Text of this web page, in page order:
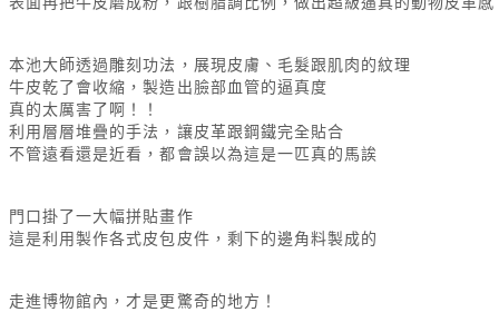
本池大師透過雕刻功法，展現皮膚、毛髮跟肌肉的紋理
牛皮乾了會收縮，製造出臉部血管的逼真度
真的太厲害了啊！！
利用層層堆疊的手法，讓皮革跟鋼鐵完全貼合
不管遠看還是近看，都會誤以為這是一匹真的馬誒
門口掛了一大幅拼貼畫作
這是利用製作各式皮包皮件，剩下的邊角料製成的
走進博物館內，才是更驚奇的地方！